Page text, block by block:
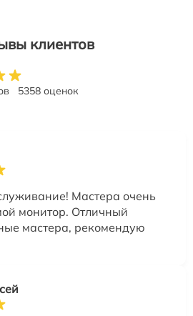
клиентов
5358 оценок
Мастера очень
монитор. Отличный
мастера, рекомендую